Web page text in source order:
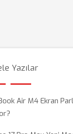
Yazılar
Air M4 Ekran